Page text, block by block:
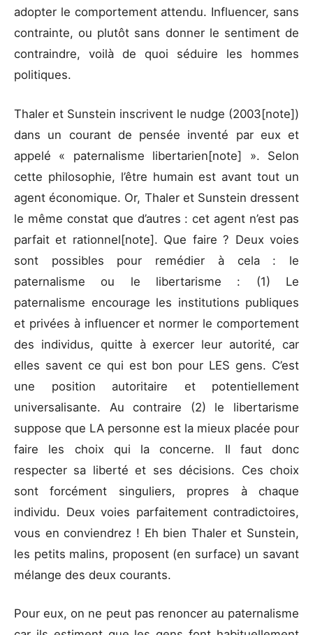
adopter le comportement attendu. Influencer, sans
contrainte, ou plutôt sans donner le sentiment de
contraindre, voilà de quoi séduire les hommes
politiques.
Thaler et Sunstein inscrivent le nudge (2003[note])
dans un courant de pensée inventé par eux et
appelé « paternalisme libertarien[note] ». Selon
cette philosophie, l’être humain est avant tout un
agent économique. Or, Thaler et Sunstein dressent
le même constat que d’autres : cet agent n’est pas
parfait et rationnel[note]. Que faire ? Deux voies
sont possibles pour remédier à cela : le
paternalisme ou le libertarisme : (1) Le
paternalisme encourage les institutions publiques
et privées à influencer et normer le comportement
des individus, quitte à exercer leur autorité, car
elles savent ce qui est bon pour LES gens. C’est
une position autoritaire et potentiellement
universalisante. Au contraire (2) le libertarisme
suppose que LA personne est la mieux placée pour
faire les choix qui la concerne. Il faut donc
respecter sa liberté et ses décisions. Ces choix
sont forcément singuliers, propres à chaque
individu. Deux voies parfaitement contradictoires,
vous en conviendrez ! Eh bien Thaler et Sunstein,
les petits malins, proposent (en surface) un savant
mélange des deux courants.
Pour eux, on ne peut pas renoncer au paternalisme